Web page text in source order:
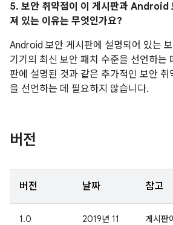
5. 보안 취약점이 이 게시판과 Android
져 있는 이유는 무엇인가요?
Android 보안 게시판에 설명되어 있는
기기의 최신 보안 패치 수준을 선언하는
판에 설명된 것과 같은 추가적인 보안
을 선언하는 데 필요하지 않습니다.
버전
버전 날짜 참고
1.0
2019년 11
게시판